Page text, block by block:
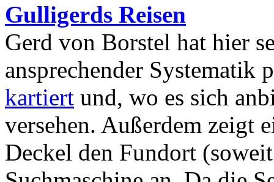
Gulligerds Reisen
Gerd von Borstel hat hier
ansprechender Systematik
kartiert und, wo es sich
versehen. Außerdem zeigt
Deckel den Fundort